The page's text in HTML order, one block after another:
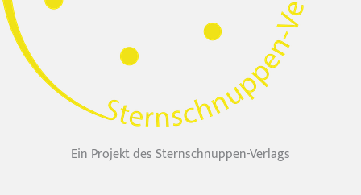
Ein Projekt des Sternschnuppen-Verlags